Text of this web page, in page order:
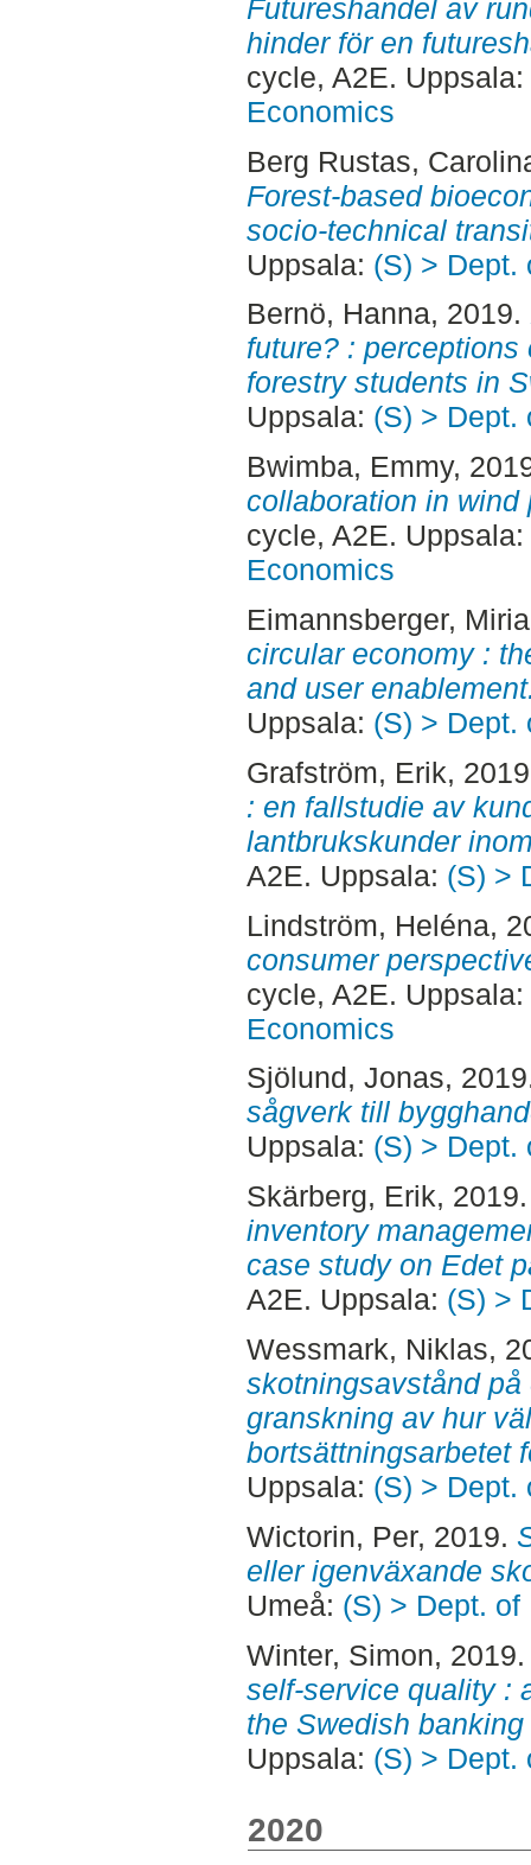
Futureshandel av
hinder för en
cycle, A2E. Uppsala:
Economics
Berg Rustas,
Forest-based
socio-technical
Uppsala: (S) > Dept.
Bernö, Hanna, 2019.
future? :
forestry students in
Uppsala: (S) > Dept.
Bwimba, Emmy,
collaboration in wind
cycle, A2E. Uppsala:
Economics
Eimannsberger,
circular economy :
and user
Uppsala: (S) > Dept.
Grafström, Erik,
: en fallstudie av
lantbrukskunder
A2E. Uppsala: (S) >
Lindström, Heléna,
consumer
cycle, A2E. Uppsala:
Economics
Sjölund, Jonas,
sågverk till
Uppsala: (S) > Dept.
Skärberg, Erik,
inventory
case study on Edet
A2E. Uppsala: (S) >
Wessmark, Niklas,
skotningsavstånd
granskning av hur
bortsättningsarbetet
Uppsala: (S) > Dept.
Wictorin, Per, 2019.
eller igenväxande
Umeå: (S) > Dept.
Winter, Simon,
self-service quality :
the Swedish banking
Uppsala: (S) > Dept.
2020